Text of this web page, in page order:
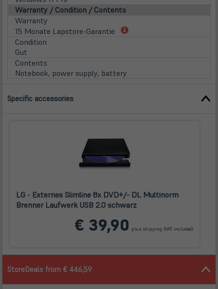
Warranty / Condition / Contents
Warranty
15 Monate Lapstore-Garantie
(öffnet
Condition
Gut
Contents
Notebook, power supply, battery
Specific accessories
LG - Externes Slimline 8x DVD+/- DL Multinorm
Brenner Laufwerk USB 2.0 schwarz
€ 39,90 plus shipping neuem
(VAT included)
StoreDeals from € 446,59